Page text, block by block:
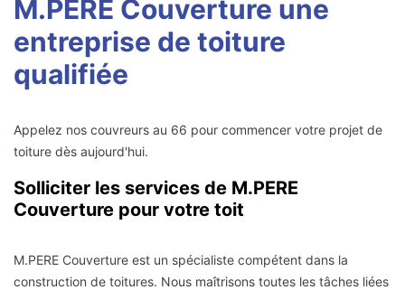
M.PERE Couverture une
entreprise de toiture
qualifiée
Appelez nos couvreurs au 66 pour commencer votre projet de
toiture dès aujourd'hui.
Solliciter les services de M.PERE
Couverture pour votre toit
M.PERE Couverture est un spécialiste compétent dans la
construction de toitures. Nous maîtrisons toutes les tâches liées